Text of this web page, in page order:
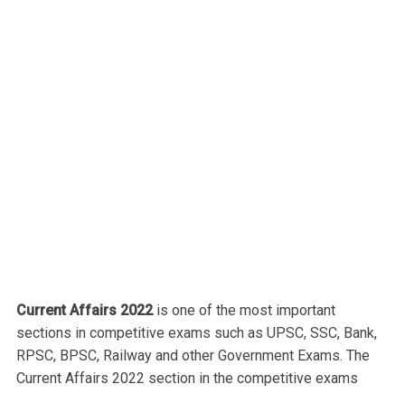
Current Affairs 2022is one of the most important
sections in competitive exams such as UPSC, SSC, Bank,
RPSC, BPSC, Railway and other Government Exams. The
Current Affairs 2022 section in the competitive exams